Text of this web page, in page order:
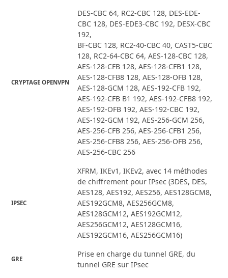
CRYPTAGE OPENVPN
DES-CBC 64, RC2-CBC 128, DES-EDE-
CBC 128, DES-EDE3-CBC 192, DESX-CBC
192,
BF-CBC 128, RC2-40-CBC 40, CAST5-CBC
128, RC2-64-CBC 64, AES-128-CBC 128,
AES-128-CFB 128, AES-128-CFB1 128,
AES-128-CFB8 128, AES-128-OFB 128,
AES-128-GCM 128, AES-192-CFB 192,
AES-192-CFB B1 192, AES-192-CFB8 192,
AES-192-OFB 192, AES-192-CBC 192,
AES-192-GCM 192, AES-256-GCM 256,
AES-256-CFB 256, AES-256-CFB1 256,
AES-256-CFB8 256, AES-256-OFB 256,
AES-256-CBC 256
IPSEC
XFRM, IKEv1, IKEv2, avec 14 méthodes
de chiffrement pour IPsec (3DES, DES,
AES128, AES192, AES256, AES128GCM8,
AES192GCM8, AES256GCM8,
AES128GCM12, AES192GCM12,
AES256GCM12, AES128GCM16,
AES192GCM16, AES256GCM16)
GRE
Prise en charge du tunnel GRE, du
tunnel GRE sur IPsec